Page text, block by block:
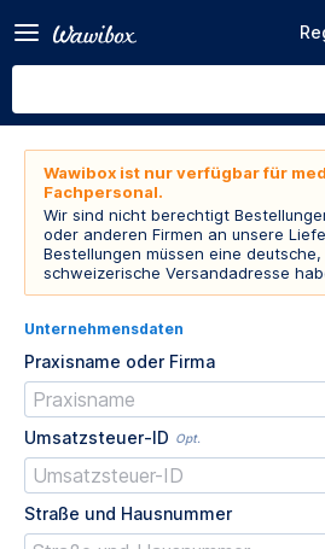
Wawibox ist nur verfügbar für
Fachpersonal.
Wir sind nicht berechtigt
oder anderen Firmen an unsere
Bestellungen müssen eine
schweizerische Versandadresse
Unternehmensdaten
Praxisname oder Firma
Umsatzsteuer-ID Opt.
Straße und Hausnummer